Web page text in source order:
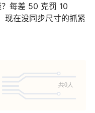
每差 50 克罚 10
在没同步尺寸的抓紧
共0人